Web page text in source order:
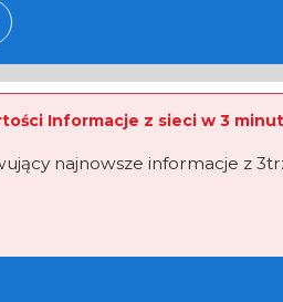
Informacje z sieci w 3
najnowsze informacje z